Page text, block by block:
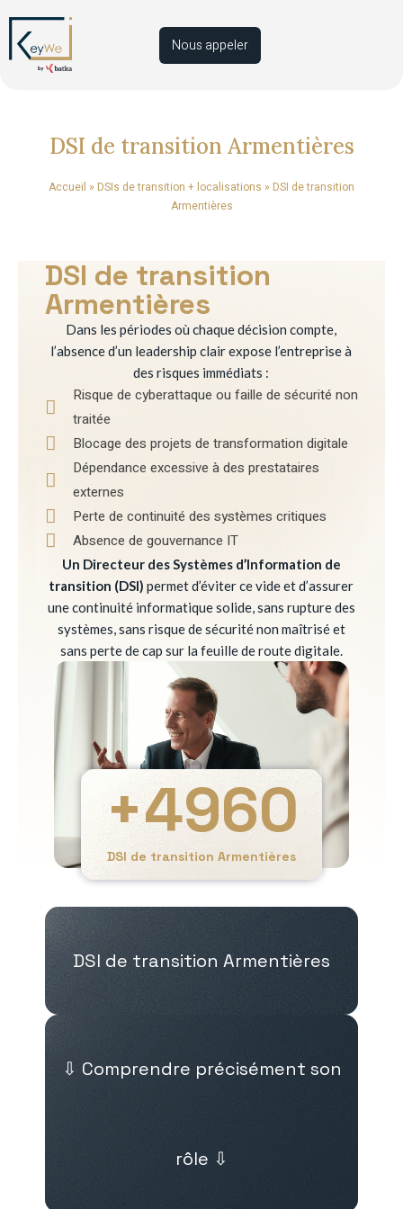
Nous appeler
DSI de transition Armentières
Accueil » DSIs de transition + localisations » DSI de transition
Armentières
DSI de transition
Armentières
Dans les périodes où chaque décision compte,
l’absence d’un leadership clair expose l’entreprise à
des risques immédiats :
Risque de cyberattaque ou faille de sécurité non
traitée
Blocage des projets de transformation digitale
Dépendance excessive à des prestataires
externes
Perte de continuité des systèmes critiques
Absence de gouvernance IT
Un Directeur des Systèmes d’Information de
transition (DSI) permet d’éviter ce vide et d’assurer
une continuité informatique solide, sans rupture des
systèmes, sans risque de sécurité non maîtrisé et
sans perte de cap sur la feuille de route digitale.
DSI de transition Armentières
+4960
DSI de transition Armentières
⇩ Comprendre précisément son
rôle ⇩